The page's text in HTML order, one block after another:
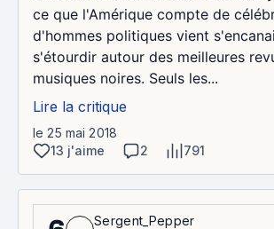
ce que l'Amérique compte de
d'hommes politiques vient
s'étourdir autour des meilleures
musiques noires. Seuls les...
Lire la critique
le 25 mai 2018
13 j'aime
2 791
Sergent_Pepper